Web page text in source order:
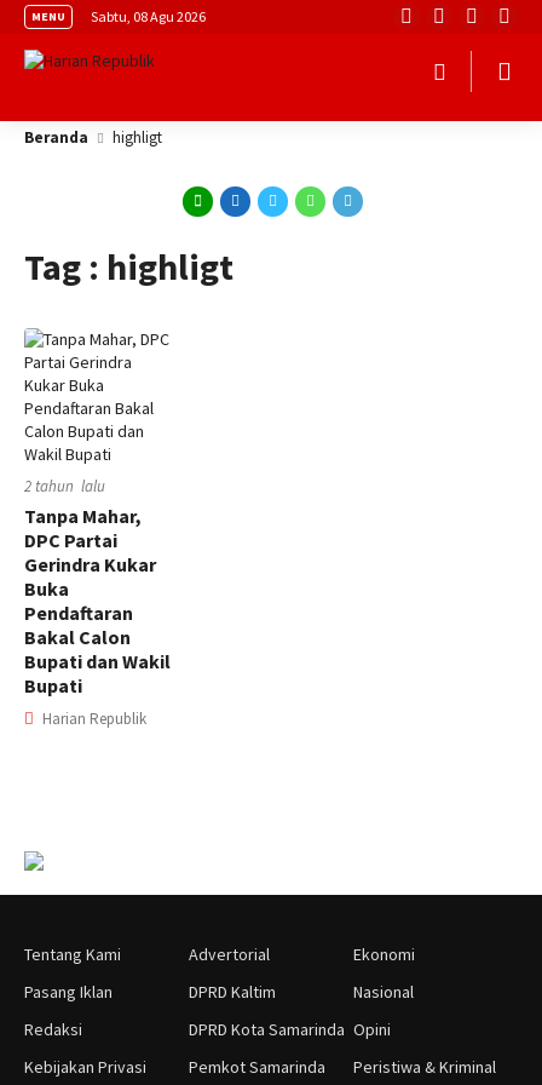
MENU Sabtu, 08 Agu 2026
Beranda highligt
Tag : highligt
2 tahun lalu
Tanpa Mahar,
DPC Partai
Gerindra Kukar
Buka
Pendaftaran
Bakal Calon
Bupati dan Wakil
Bupati
Harian Republik
Tentang Kami
Pasang Iklan
Redaksi
Kebijakan Privasi
Advertorial
DPRD Kaltim
DPRD Kota Samarinda
Pemkot Samarinda
Ekonomi
Nasional
Opini
Peristiwa & Kriminal